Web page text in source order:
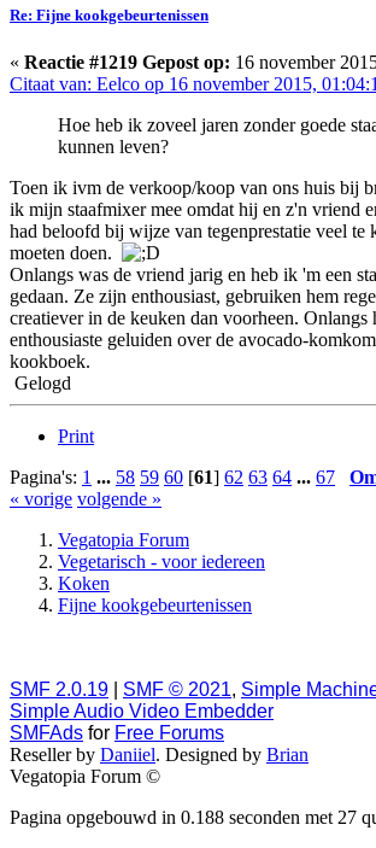
Re: Fijne kookgebeurtenissen
« Reactie #1219 Gepost op: 16 november
Citaat van: Eelco op 16 november 2015,
Hoe heb ik zoveel jaren zonder goede
kunnen leven?
Toen ik ivm de verkoop/koop van ons huis bij
ik mijn staafmixer mee omdat hij en z'n vriend
had beloofd bij wijze van tegenprestatie veel te
moeten doen.
Onlangs was de vriend jarig en heb ik 'm een
gedaan. Ze zijn enthousiast, gebruiken hem
creatiever in de keuken dan voorheen. Onlangs
enthousiaste geluiden over de avocado-
kookboek.
Gelogd
Print
Pagina's: 1 ... 58 59 60 [61] 62 63 64 ... 67
« vorige volgende »
Vegatopia Forum
Vegetarisch - voor iedereen
Koken
Fijne kookgebeurtenissen
SMF 2.0.19 SMF © 2021, Simple
Simple Audio Video Embedder
SMFAds for Free Forums
Reseller by Daniiel. Designed by Brian
Vegatopia Forum ©
Pagina opgebouwd in 0.188 seconden met 27